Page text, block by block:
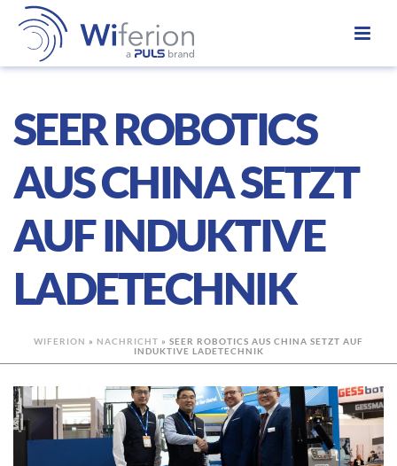
SEER ROBOTICS
AUS CHINA SETZT
AUF INDUKTIVE
LADETECHNIK
WIFERION » NACHRICHT » SEER ROBOTICS AUS CHINA SETZT AUF
INDUKTIVE LADETECHNIK